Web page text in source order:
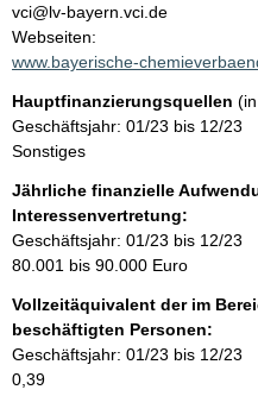
n
t
a
t
i
n
f
o
r
m
t
i
o
n
vci@lv-bayern.vci.de
Webseiten:
www.bayerische-
Hauptfinanzierungsquellen
Geschäftsjahr: 01/23 bis 12/23
Sonstiges
Jährliche finanzielle
Interessenvertretung:
Geschäftsjahr: 01/23 bis 12/23
80.001 bis 90.000 Euro
Vollzeitäquivalent der im
beschäftigten Personen:
Geschäftsjahr: 01/23 bis 12/23
0,39